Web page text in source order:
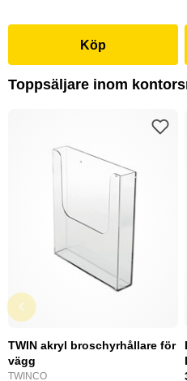
Köp
Toppsäljare inom
TWIN akryl broschyrhållare för
vägg
TWINCO